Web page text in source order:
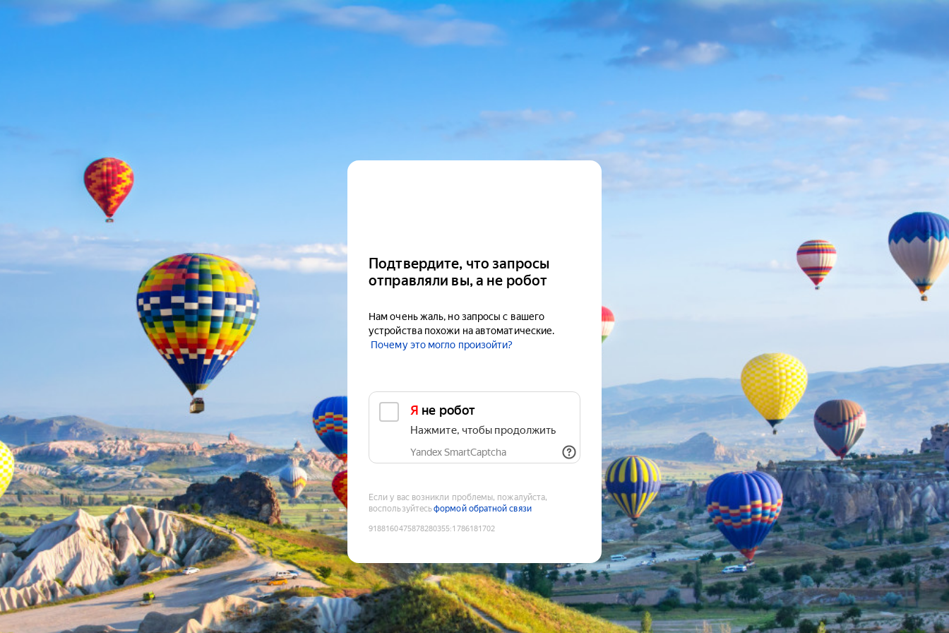
Подтвердите, что запросы
отправляли вы, а не робот
Нам очень жаль, но запросы с вашего
устройства похожи на автоматические.
Почему это могло произойти?
Я не робот
Нажмите, чтобы продолжить
Yandex SmartCaptcha
Если у вас возникли проблемы, пожалуйста,
воспользуйтесьформой обратной связи
9188160475878280355:1786181702